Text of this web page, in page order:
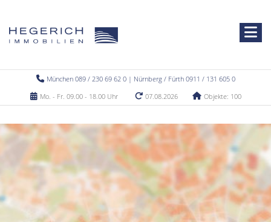
München 089 / 230 69 62 0 | Nürnberg / Fürth 0911 / 131 605 0
Mo. - Fr. 09.00 - 18.00 Uhr
07.08.2026 Objekte: 100